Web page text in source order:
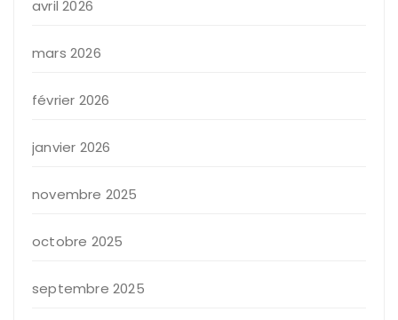
avril 2026
mars 2026
février 2026
janvier 2026
novembre 2025
octobre 2025
septembre 2025